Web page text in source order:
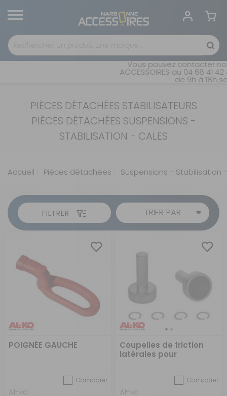
Vous pouvez contacter
ACCESSOIRES au 04 68 41
de 9h à 18h
PIÈCES DÉTACHÉES STABILISATEURS
PIÈCES DÉTACHÉES SUSPENSIONS -
STABILISATION - CALES
Accueil Pièces détachées Suspensions - Stabilisation
FILTRER TRIER PAR
POIGNÉE GAUCHE
Comparer
Al-ko
Coupelles de friction
latérales pour
Comparer
Al-ko